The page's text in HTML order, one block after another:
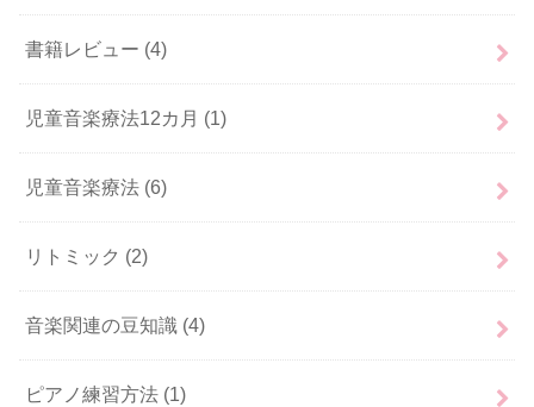
書籍レビュー (4)
児童音楽療法12カ月 (1)
児童音楽療法 (6)
リトミック (2)
音楽関連の豆知識 (4)
ピアノ練習方法 (1)